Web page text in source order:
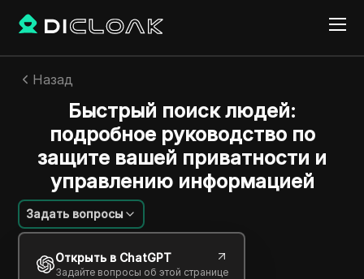
Назад
Быстрый поиск людей:
подробное руководство по
защите вашей приватности и
управлению информацией
Задать вопросы
Открыть в ChatGPT
Задайте вопросы об этой странице
Шарльс Мартинес
14 янв. 2026 5 минут